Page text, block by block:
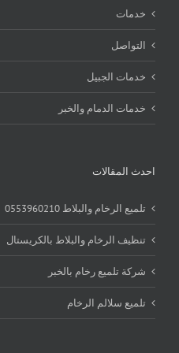
خدمات
التواصل
خدمات الجبيل
خدمات الدمام والخبر
احدث المقالات
تلميع الرخام والبلاط 0553960210
تنظيف الرخام والبلاط بالكريستال
شركة تلميع رخام بالخبر
تلميع سلالم الرخام